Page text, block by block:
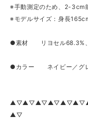
※手動測定のため、2-3cm
※モデルサイズ：身長
●素材 リヨセル68.3%、
●カラー ネイビー／グ
▲▽